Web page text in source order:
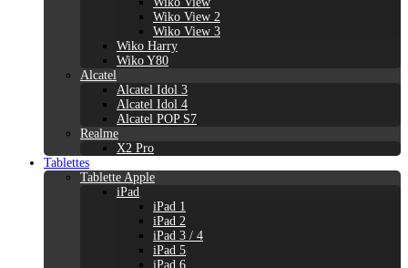
Wiko View 2
Wiko View 3
Wiko Harry
Wiko Y80
Alcatel
Alcatel Idol 3
Alcatel Idol 4
Alcatel POP S7
Realme
X2 Pro
Tablettes
Tablette Apple
iPad
iPad 1
iPad 2
iPad 3 / 4
iPad 5
iPad 6